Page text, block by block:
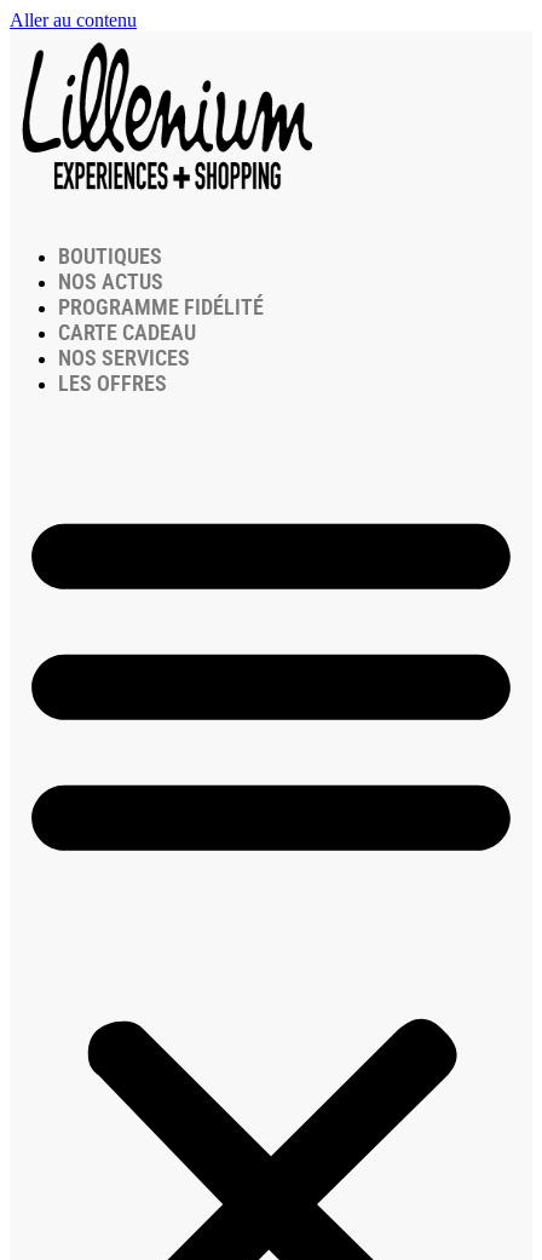
Aller au contenu
BOUTIQUES
NOS ACTUS
PROGRAMME FIDÉLITÉ
CARTE CADEAU
NOS SERVICES
LES OFFRES